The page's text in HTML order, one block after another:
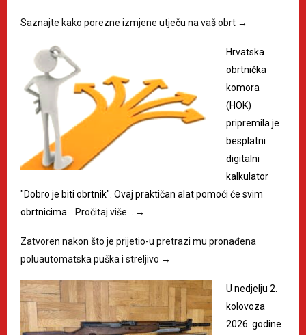
Saznajte kako porezne izmjene utječu na vaš obrt →
Hrvatska
obrtnička
komora
(HOK)
pripremila je
besplatni
digitalni
kalkulator
"Dobro je biti obrtnik". Ovaj praktičan alat pomoći će svim
obrtnicima…
Pročitaj više… →
Zatvoren nakon što je prijetio-u pretrazi mu pronađena
poluautomatska puška i streljivo →
U nedjelju 2.
kolovoza
2026. godine